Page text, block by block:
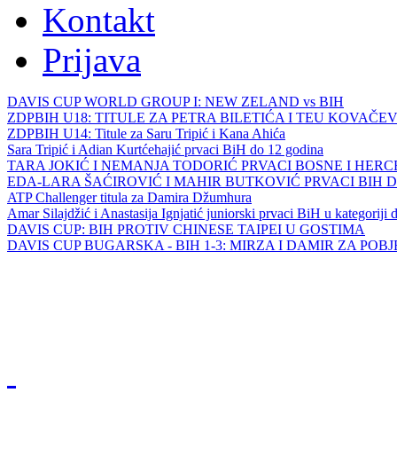
Kontakt
Prijava
DAVIS CUP WORLD GROUP I: NEW ZELAND vs BIH
ZDPBIH U18: TITULE ZA PETRA BILETIĆA I TEU
ZDPBIH U14: Titule za Saru Tripić i Kana Ahića
Sara Tripić i Adian Kurtćehajić prvaci BiH do 12 godina
TARA JOKIĆ I NEMANJA TODORIĆ PRVACI BOSNE I
EDA-LARA ŠAĆIROVIĆ I MAHIR BUTKOVIĆ PRVACI BIH
ATP Challenger titula za Damira Džumhura
Amar Silajdžić i Anastasija Ignjatić juniorski prvaci BiH u kategoriji
DAVIS CUP: BIH PROTIV CHINESE TAIPEI U GOSTIMA
DAVIS CUP BUGARSKA - BIH 1-3: MIRZA I DAMIR ZA